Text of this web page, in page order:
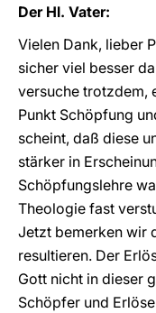
Der Hl. Vater:
Vielen Dank, lieber
sicher viel besser
versuche trotzdem,
Punkt Schöpfung
scheint, daß diese
stärker in
Schöpfungslehre
Theologie fast
Jetzt bemerken wir
resultieren. Der
Gott nicht in dieser
Schöpfer und